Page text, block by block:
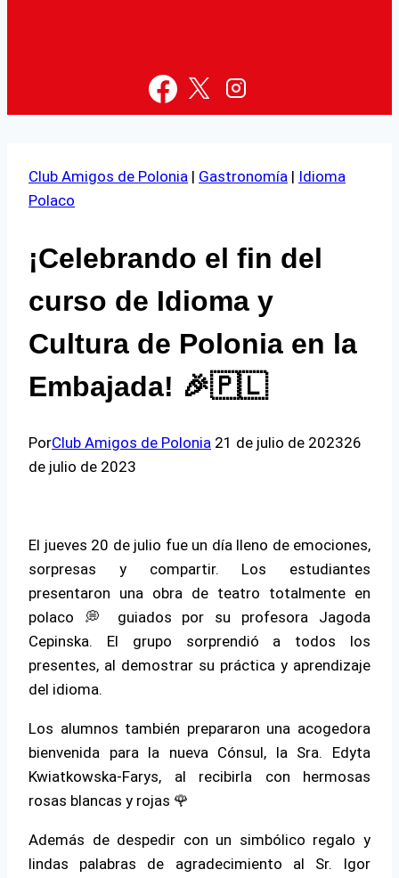
Club Amigos de Polonia | Gastronomía | Idioma
Polaco
¡Celebrando el fin del
curso de Idioma y
Cultura de Polonia en la
Embajada! 🎉🇵🇱
PorClub Amigos de Polonia 21 de julio de 202326
de julio de 2023
El jueves 20 de julio fue un día lleno de emociones,
sorpresas y compartir. Los estudiantes
presentaron una obra de teatro totalmente en
polaco 💭 guiados por su profesora Jagoda
Cepinska. El grupo sorprendió a todos los
presentes, al demostrar su práctica y aprendizaje
del idioma.
Los alumnos también prepararon una acogedora
bienvenida para la nueva Cónsul, la Sra. Edyta
Kwiatkowska-Farys, al recibirla con hermosas
rosas blancas y rojas 🌹
Además de despedir con un simbólico regalo y
lindas palabras de agradecimiento al Sr. Igor